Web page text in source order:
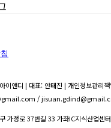
이앤디 | 대표: 안태진 | 개인정보관리
/
가정로 37번길 33 가좌IC지식산업센